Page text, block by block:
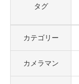
タグ
カテゴリー
カメラマン